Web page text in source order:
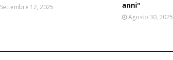
Settembre 12, 2025
anni"
Agosto 30, 2025